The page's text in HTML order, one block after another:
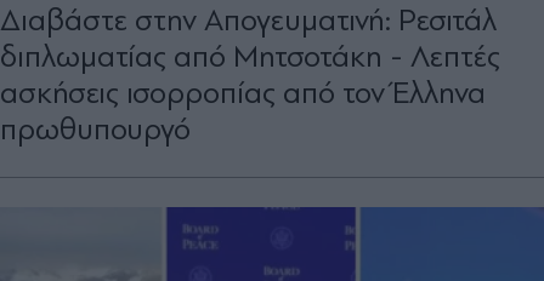
Διαβάστε στην Απογευματινή: Ρεσιτάλ
διπλωματίας από Μητσοτάκη - Λεπτές
ασκήσεις ισορροπίας από τον Έλληνα
πρωθυπουργό